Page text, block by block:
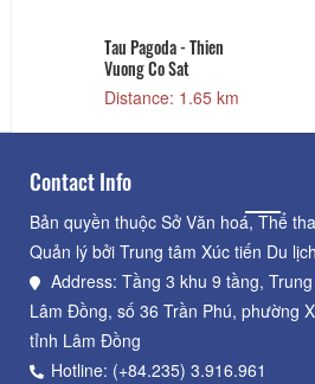
Tau Pagoda - Thien
Vuong Co Sat
Distance: 1.65 km
Contact Info
Bản quyền thuộc Sở Văn hoá, Thể
Quản lý bởi Trung tâm Xúc tiến Du
Address: Tầng 3 khu 9 tầng,
Lâm Đồng, số 36 Trần Phú, phường
tỉnh Lâm Đồng
Hotline: (+84.235) 3.916.961